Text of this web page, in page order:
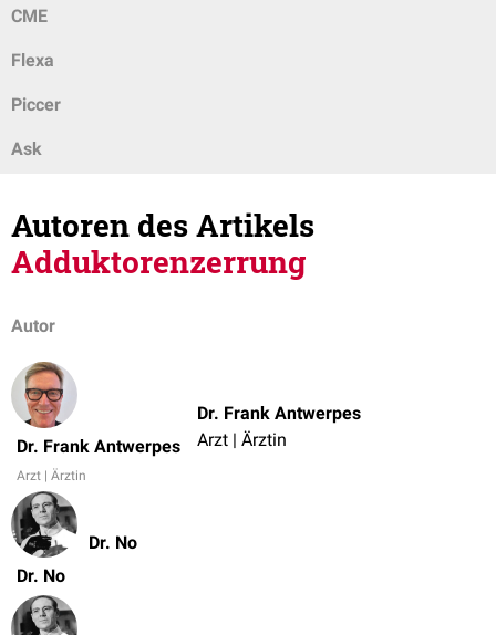
CME
Flexa
Piccer
Ask
Autoren des Artikels
Adduktorenzerrung
Autor
Dr. Frank Antwerpes
Arzt | Ärztin
Dr. Frank Antwerpes
Arzt | Ärztin
Dr. No
Dr. No